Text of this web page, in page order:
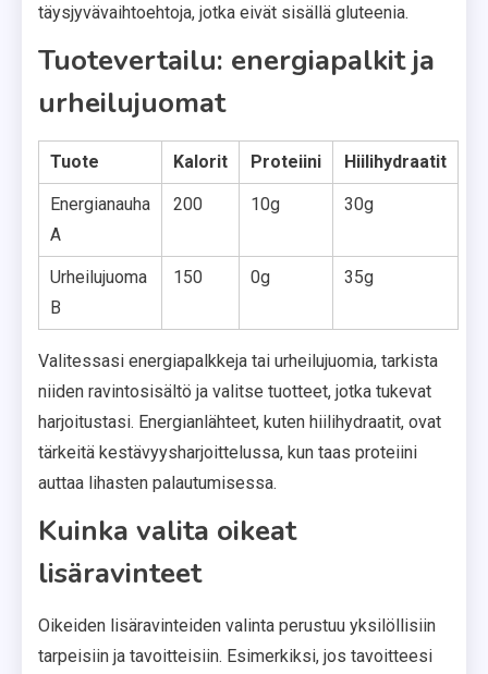
täysjyvävaihtoehtoja, jotka eivät sisällä gluteenia.
Tuotevertailu: energiapalkit ja
urheilujuomat
Tuote Kalorit Proteiini Hiilihydraatit
Energianauha
A
200 10g 30g
Urheilujuoma
B
150 0g 35g
Valitessasi energiapalkkeja tai urheilujuomia, tarkista
niiden ravintosisältö ja valitse tuotteet, jotka tukevat
harjoitustasi. Energianlähteet, kuten hiilihydraatit, ovat
tärkeitä kestävyysharjoittelussa, kun taas proteiini
auttaa lihasten palautumisessa.
Kuinka valita oikeat
lisäravinteet
Oikeiden lisäravinteiden valinta perustuu yksilöllisiin
tarpeisiin ja tavoitteisiin. Esimerkiksi, jos tavoitteesi